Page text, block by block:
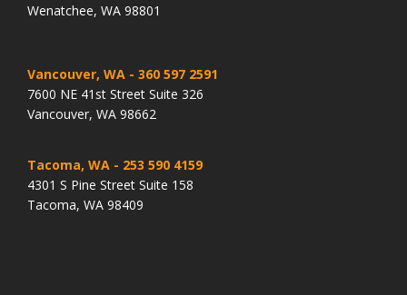
Wenatchee, WA 98801
Vancouver, WA - 360 597 2591
7600 NE 41st Street Suite 326
Vancouver, WA 98662
Tacoma, WA - 253 590 4159
4301 S Pine Street Suite 158
Tacoma, WA 98409